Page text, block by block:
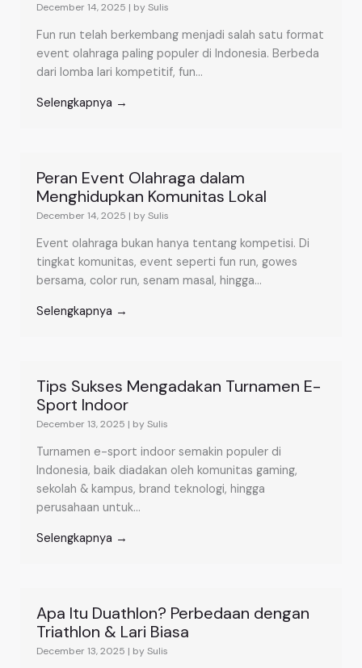
December 14, 2025 | by Sulis
Fun run telah berkembang menjadi salah satu format
event olahraga paling populer di Indonesia. Berbeda
dari lomba lari kompetitif, fun...
Selengkapnya →
Peran Event Olahraga dalam
Menghidupkan Komunitas Lokal
December 14, 2025 | by Sulis
Event olahraga bukan hanya tentang kompetisi. Di
tingkat komunitas, event seperti fun run, gowes
bersama, color run, senam masal, hingga...
Selengkapnya →
Tips Sukses Mengadakan Turnamen E-
Sport Indoor
December 13, 2025 | by Sulis
Turnamen e-sport indoor semakin populer di
Indonesia, baik diadakan oleh komunitas gaming,
sekolah & kampus, brand teknologi, hingga
perusahaan untuk...
Selengkapnya →
Apa Itu Duathlon? Perbedaan dengan
Triathlon & Lari Biasa
December 13, 2025 | by Sulis